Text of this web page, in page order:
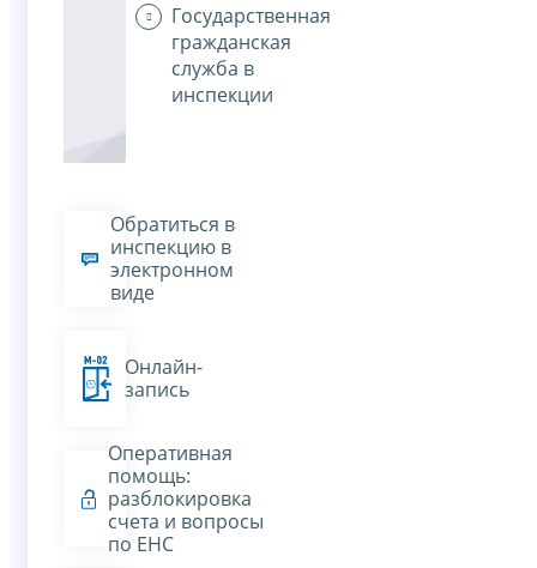
Государственная
гражданская
служба в
инспекции
Обратиться в
инспекцию в
электронном
виде
Онлайн-
запись
Оперативная
помощь:
разблокировка
счета и вопросы
по ЕНС